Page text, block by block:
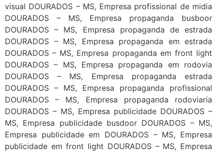
visual DOURADOS – MS, Empresa profissional de midia
DOURADOS – MS, Empresa propaganda busboor
DOURADOS – MS, Empresa propaganda de estrada
DOURADOS – MS, Empresa propaganda em estrada
DOURADOS – MS, Empresa propaganda em front light
DOURADOS – MS, Empresa propaganda em rodovia
DOURADOS – MS, Empresa propaganda estrada
DOURADOS – MS, Empresa propaganda profissional
DOURADOS – MS, Empresa propaganda rodoviaria
DOURADOS – MS, Empresa publicidade DOURADOS –
MS, Empresa publicidade busdoor DOURADOS – MS,
Empresa publicidade em DOURADOS – MS, Empresa
publicidade em front light DOURADOS – MS, Empresa